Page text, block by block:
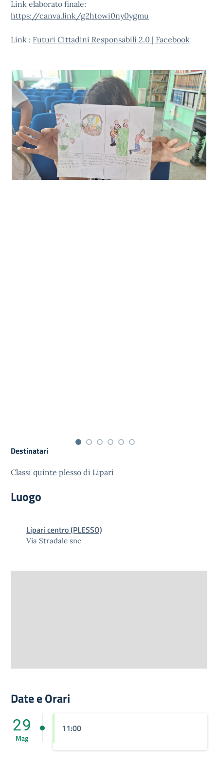
Link elaborato finale:
https://canva.link/g2htowi0ny0ygmu
Link : Futuri Cittadini Responsabili 2.0 | Facebook
Destinatari
Classi quinte plesso di Lipari
Luogo
Lipari centro (PLESSO)
Via Stradale snc
Date e Orari
11:00
29
Mag